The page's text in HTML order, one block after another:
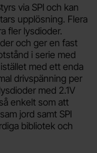
via SPI och kan
upplösning. Flera
fler lysdioder.
och ger en fast
i serie med
med ett enda
drivspänning per
med 2.1V
enkelt som att
jord samt SPI
bibliotek och